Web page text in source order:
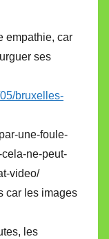
empathie, car
ses
bruxelles-
une-foule-
ne-peut-
video/
car les images
les